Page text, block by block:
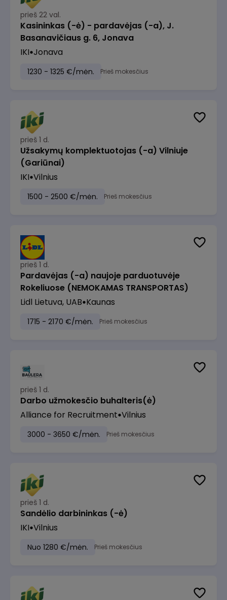
prieš 22 val.
Kasininkas (-ė) - pardavėjas (-a), J.
Basanavičiaus g. 6, Jonava
IKI Jonava
1230 - 1325 €/mėn. Prieš mokesčius
prieš 1 d.
Užsakymų komplektuotojas (-a) Vilniuje
(Gariūnai)
IKI Vilnius
1500 - 2500 €/mėn. Prieš mokesčius
prieš 1 d.
Pardavėjas (-a) naujoje parduotuvėje
Rokeliuose (NEMOKAMAS TRANSPORTAS)
Lidl Lietuva, UAB Kaunas
1715 - 2170 €/mėn. Prieš mokesčius
prieš 1 d.
Darbo užmokesčio buhalteris(ė)
Alliance for Recruitment Vilnius
3000 - 3650 €/mėn. Prieš mokesčius
prieš 1 d.
Sandėlio darbininkas (-ė)
IKI Vilnius
Nuo 1280 €/mėn. Prieš mokesčius